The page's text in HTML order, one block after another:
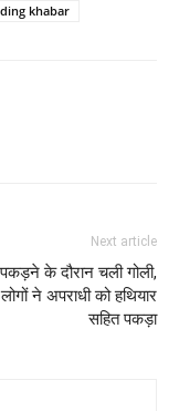
khabar
Next article
के दौरान चली गोली,
ने अपराधी को हथियार
सहित पकड़ा